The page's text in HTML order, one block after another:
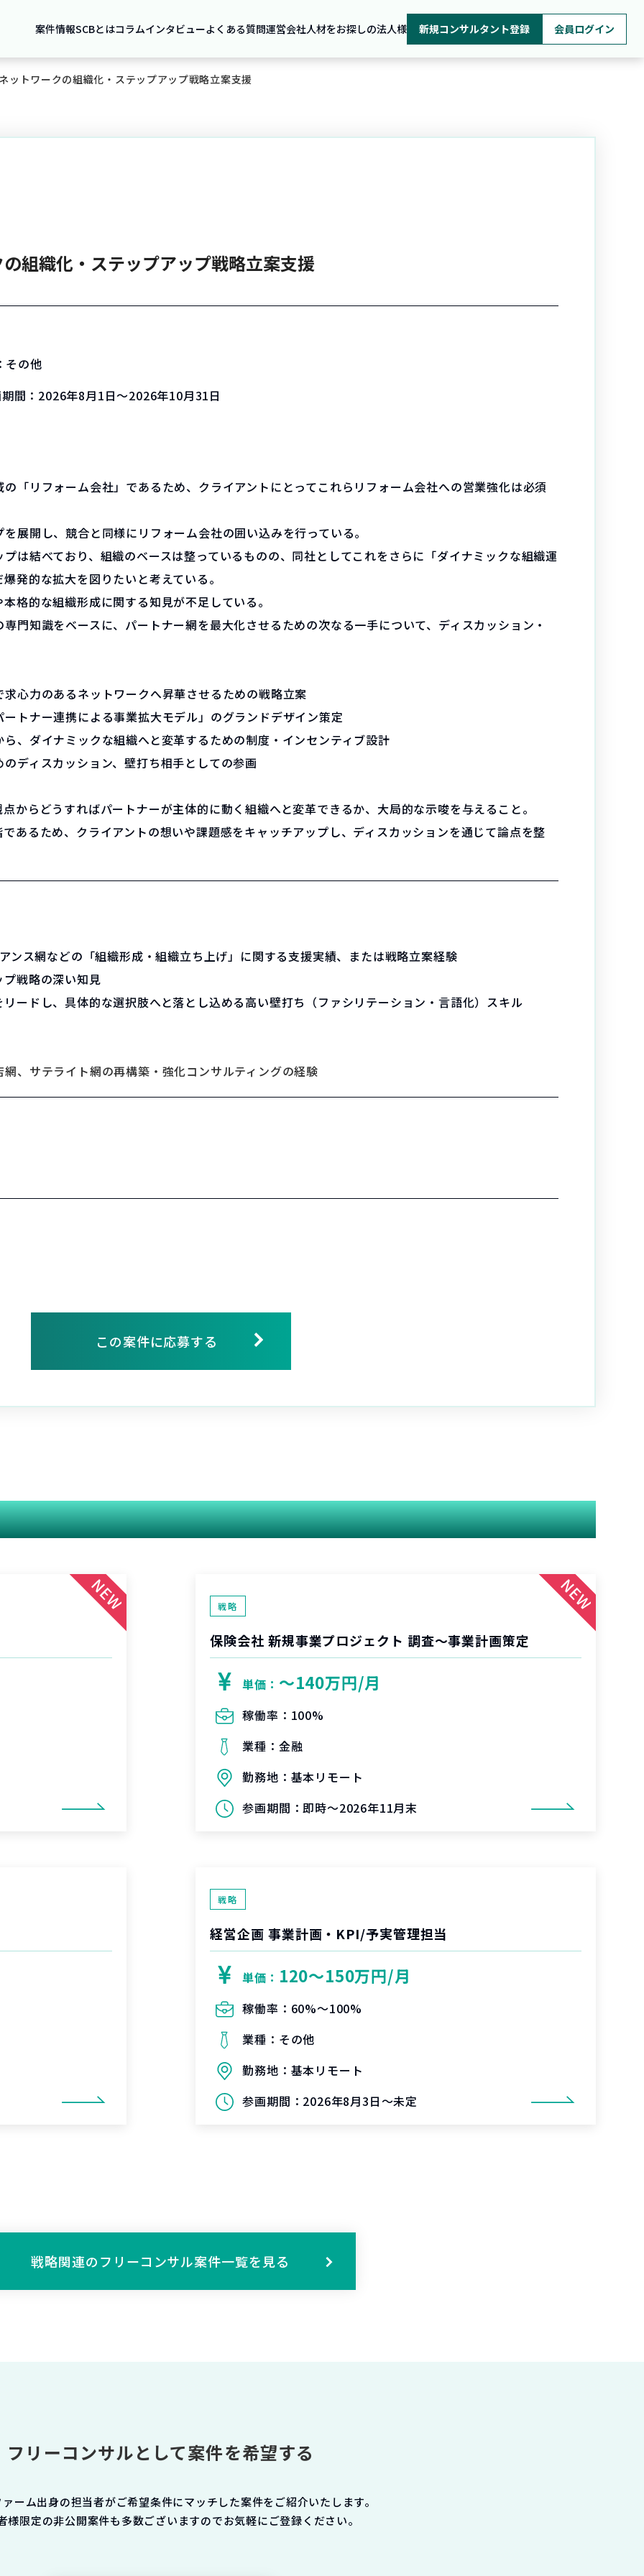
案件情報SCBとはコラムインタビューよくある質問運営会社人材をお探しの法人様 新規コンサルタント登録 会員ログイン
ットワークの組織化・ステップアップ戦略立案支援
組織化・ステップアップ戦略立案支援
その他
間： 2026年8月1日～2026年10月31日
「リフォーム会社」であるため、クライアントにとってこれらリフォーム会社への営業強化は必須
展開し、競合と同様にリフォーム会社の囲い込みを行っている。
は結べており、組織のベースは整っているものの、同社としてこれをさらに「ダイナミックな組織運
発的な拡大を図りたいと考えている。
格的な組織形成に関する知見が不足している。
門知識をベースに、パートナー網を最大化させるための次なる一手について、ディスカッション・
心力のあるネットワークへ昇華させるための戦略立案
トナー連携による事業拡大モデル」のグランドデザイン策定
、ダイナミックな組織へと変革するための制度・インセンティブ設計
ディスカッション、壁打ち相手としての参画
からどうすればパートナーが主体的に動く組織へと変革できるか、大局的な示唆を与えること。
あるため、クライアントの想いや課題感をキャッチアップし、ディスカッションを通じて論点を整
ンス網などの「組織形成・組織立ち上げ」に関する支援実績、または戦略立案経験
戦略の深い知見
ードし、具体的な選択肢へと落とし込める高い壁打ち（ファシリテーション・言語化）スキル
、サテライト網の再構築・強化コンサルティングの経験
この案件に応募する
関連する案件
戦略
保険会社 新規事業プロジェクト 調査〜事業計画策定
単価： 〜140万円/月
稼働率： 100%
業種： 金融
勤務地： 基本リモート
参画期間：即時～2026年11月末
戦略
経営企画 事業計画・KPI/予実管理担当
単価： 120〜150万円/月
稼働率： 60%〜100%
業種： その他
勤務地： 基本リモート
参画期間： 2026年8月3日～未定
戦略関連のフリーコンサル案件一覧を見る
フリーコンサルとして案件を希望する
ーム出身の担当者がご希望条件にマッチした案件をご紹介いたします。
様限定の非公開案件も多数ございますのでお気軽にご登録ください。